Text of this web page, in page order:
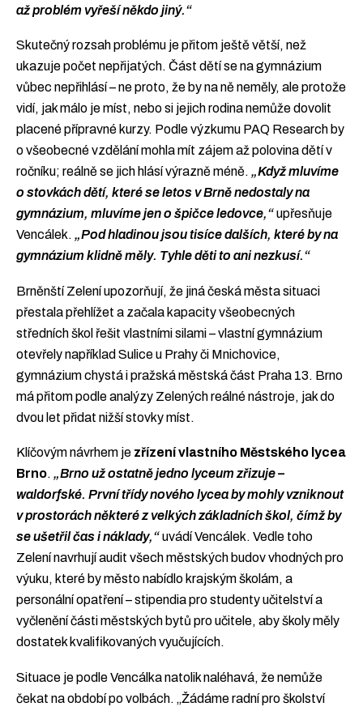
až problém vyřeší někdo jiný.“
Skutečný rozsah problému je přitom ještě větší, než
ukazuje počet nepřijatých. Část dětí se na gymnázium
vůbec nepřihlásí – ne proto, že by na ně neměly, ale protože
vidí, jak málo je míst, nebo si jejich rodina nemůže dovolit
placené přípravné kurzy. Podle výzkumu PAQ Research by
o všeobecné vzdělání mohla mít zájem až polovina dětí v
ročníku; reálně se jich hlásí výrazně méně. „Když mluvíme
o stovkách dětí, které se letos v Brně nedostaly na
gymnázium, mluvíme jen o špičce ledovce,“upřesňuje
Vencálek. „Pod hladinou jsou tisíce dalších, které by na
gymnázium klidně měly. Tyhle děti to ani nezkusí.“
Brněnští Zelení upozorňují, že jiná česká města situaci
přestala přehlížet a začala kapacity všeobecných
středních škol řešit vlastními silami – vlastní gymnázium
otevřely například Sulice u Prahy či Mnichovice,
gymnázium chystá i pražská městská část Praha 13. Brno
má přitom podle analýzy Zelených reálné nástroje, jak do
dvou let přidat nižší stovky míst.
Klíčovým návrhem je zřízení vlastního Městského lycea
Brno. „Brno už ostatně jedno lyceum zřizuje –
waldorfské. První třídy nového lycea by mohly vzniknout
v prostorách některé z velkých základních škol, čímž by
se ušetřil čas i náklady,“uvádí Vencálek. Vedle toho
Zelení navrhují audit všech městských budov vhodných pro
výuku, které by město nabídlo krajským školám, a
personální opatření – stipendia pro studenty učitelství a
vyčlenění části městských bytů pro učitele, aby školy měly
dostatek kvalifikovaných vyučujících.
Situace je podle Vencálka natolik naléhavá, že nemůže
čekat na období po volbách. „Žádáme radní pro školství